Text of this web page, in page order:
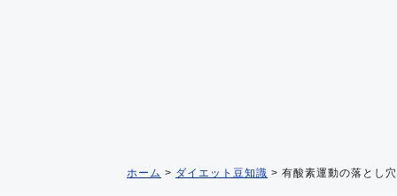
ホーム > ダイエット豆知識 > 有酸素運動の落とし穴